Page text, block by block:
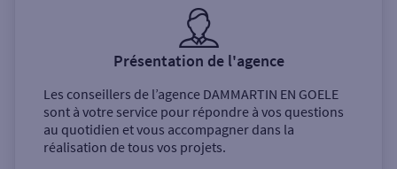
Présentation de l'agence
Les conseillers de l’agence DAMMARTIN EN GOELE
sont à votre service pour répondre à vos questions
au quotidien et vous accompagner dans la
réalisation de tous vos projets.